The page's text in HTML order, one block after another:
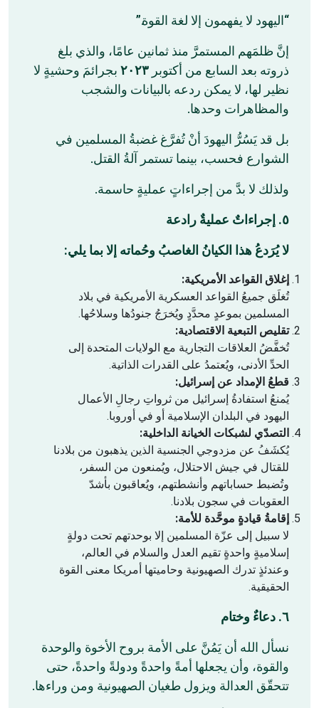
“اليهود لا يفهمون إلا لغة القوة.”
إنَّ ظلمَهم المستمرَّ منذ ثمانين عامًا، والذي بلغ
ذروته بعد السابع من أكتوبر ٢٠٢٣ بجرائمَ وحشيةٍ لا
نظير لها، لا يمكن ردعه بالبيانات والشجب
والمظاهرات وحدها.
بل قد يَسُرُّ اليهودَ أنْ تُفرَّغ غضبةُ المسلمين في
الشوارع فحسب، بينما تستمر آلةُ القتل.
ولذلك لا بدَّ من إجراءاتٍ عمليةٍ حاسمة.
٥. إجراءاتٌ عمليةٌ رادعة
لا يُرَدعُ هذا الكيانُ الغاصبُ وحُماته إلا بما يلي:
إغلاق القواعد الأمريكية:
تُغلَق جميعُ القواعد العسكرية الأمريكية في بلاد
المسلمين بموعدٍ محدَّدٍ ويُخرَجُ جنودُها وسلاحُها.
تقليص التبعية الاقتصادية:
تُخفَّضُ العلاقات التجارية مع الولايات المتحدة إلى
الحدِّ الأدنى، ويُعتمدُ على القدرات الذاتية.
قطعُ الإمداد عن إسرائيل:
يُمنعُ استفادةُ إسرائيل من ثرواتِ رجالِ الأعمال
اليهود في البلدان الإسلامية أو في أوروبا.
التصدّي لشبكات الخيانة الداخلية:
يُكشَفُ عن مزدوجي الجنسية الذين يذهبون من بلادنا
للقتال في جيش الاحتلال، ويُمنعون من السفر،
وتُضبط حساباتهم وأنشطتهم، ويُعاقبون بأشدّ
العقوبات في سجون بلادنا.
إقامةُ قيادةٍ موحَّدة للأمة:
لا سبيل إلى عزّة المسلمين إلا بوحدتهم تحت دولةٍ
إسلاميةٍ واحدةٍ تقيم العدل والسلام في العالم،
وعندئذٍ تدرك الصهيونية وحاميتها أمريكا معنى القوة
الحقيقية.
٦. دعاءٌ وختام
نسأل الله أن يَمُنَّ على الأمة بروح الأخوة والوحدة
والقوة، وأن يجعلها أمةً واحدةً ودولةً واحدةً، حتى
تتحقّق العدالة ويزول طغيان الصهيونية ومن وراءها.